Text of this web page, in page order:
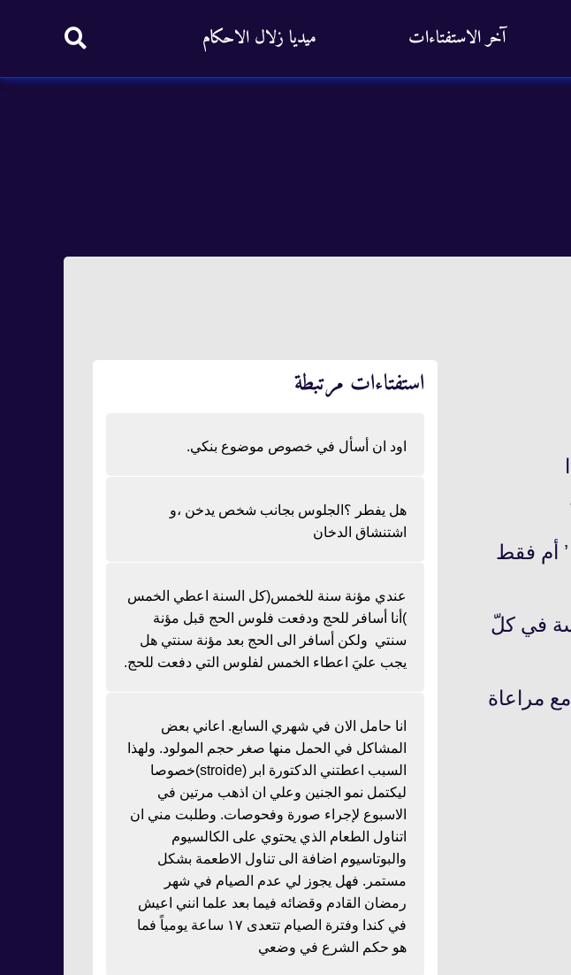
آخر الاستفتاءات ميديا زلال الاحكام
’ أم فقط
في كلّ
مراعاة
استفتاءات مرتبطة
اود ان أسأل في خصوص موضوع بنكي.
هل يفطر ؟الجلوس بجانب شخص يدخن ،و
اشتنشاق الدخان
عندي مؤنة سنة للخمس(كل السنة اعطي الخمس
)أنا أسافر للحج ودفعت فلوس الحج قبل مؤنة
سنتي ولكن أسافر الى الحج بعد مؤنة سنتي هل
يجب عليَ اعطاء الخمس لفلوس التي دفعت للحج.
انا حامل الان في شهري السابع. اعاني بعض
المشاكل في الحمل منها صغر حجم المولود. ولهذا
السبب اعطتني الدكتورة ابر (stroide)خصوصا
ليكتمل نمو الجنين وعلي ان اذهب مرتين في
الاسبوع لإجراء صورة وفحوصات. وطلبت مني ان
اتناول الطعام الذي يحتوي على الكالسيوم
والبوتاسيوم اضافة الى تناول الاطعمة بشكل
مستمر. فهل يجوز لي عدم الصيام في شهر
رمضان القادم وقضائه فيما بعد علما انني اعيش
في كندا وفترة الصيام تتعدى ١٧ ساعة يومياً فما
هو حكم الشرع في وضعي